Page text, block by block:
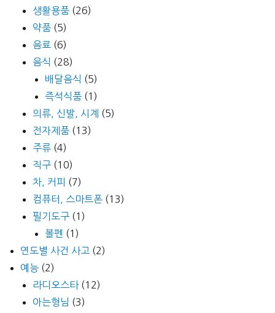
생활용품 (26)
약품 (5)
음료 (6)
음식 (28)
배달음식 (5)
즉석식품 (1)
의류, 신발, 시계 (5)
전자제품 (13)
주류 (4)
직구 (10)
차, 커피 (7)
컴퓨터, 스마트폰 (13)
필기도구 (1)
볼펜 (1)
연도별 사건 사고 (2)
예능 (2)
라디오스타(12)
아는형님 (3)